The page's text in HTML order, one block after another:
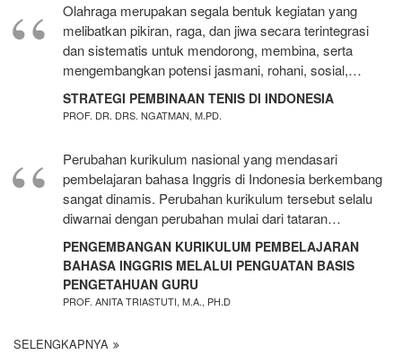
Olahraga merupakan segala bentuk kegiatan yang
melibatkan pikiran, raga, dan jiwa secara terintegrasi
dan sistematis untuk mendorong, membina, serta
mengembangkan potensi jasmani, rohani, sosial,…
STRATEGI PEMBINAAN TENIS DI INDONESIA
PROF. DR. DRS. NGATMAN, M.PD.
Perubahan kurikulum nasional yang mendasari
pembelajaran bahasa Inggris di Indonesia berkembang
sangat dinamis. Perubahan kurikulum tersebut selalu
diwarnai dengan perubahan mulai dari tataran…
PENGEMBANGAN KURIKULUM PEMBELAJARAN
BAHASA INGGRIS MELALUI PENGUATAN BASIS
PENGETAHUAN GURU
PROF. ANITA TRIASTUTI, M.A., PH.D
SELENGKAPNYA